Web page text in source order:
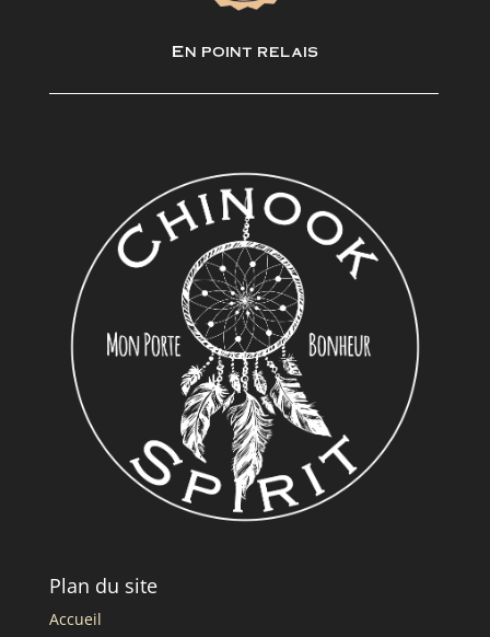
En point relais
Plan du site
Accueil